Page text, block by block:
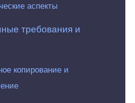
аспекты
требования и
копирование и